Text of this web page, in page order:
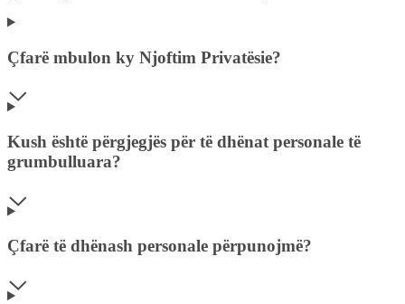
Çfarë mbulon ky Njoftim Privatësie?
Kush është përgjegjës për të dhënat personale të
grumbulluara?
Çfarë të dhënash personale përpunojmë?